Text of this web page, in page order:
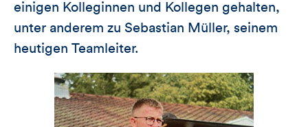
einigen Kolleginnen und Kollegen gehalten,
unter anderem zu Sebastian Müller, seinem
heutigen Teamleiter.